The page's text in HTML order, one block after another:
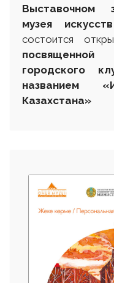
Выставочном
музея
состоится
посвященной
городского
названием
Казахстана»